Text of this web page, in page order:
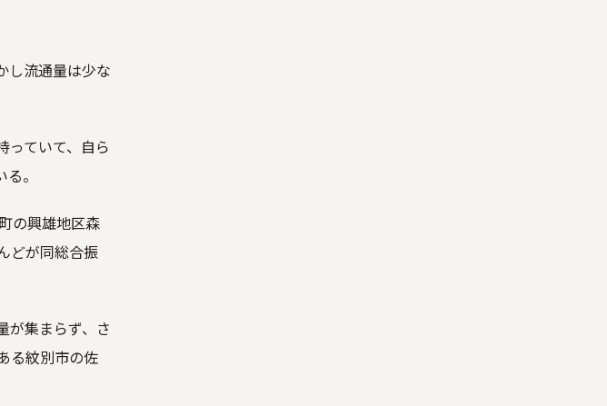
し流通量は少な
っていて、自ら
。
の興雄地区森
どが同総合振
が集まらず、さ
る紋別市の佐